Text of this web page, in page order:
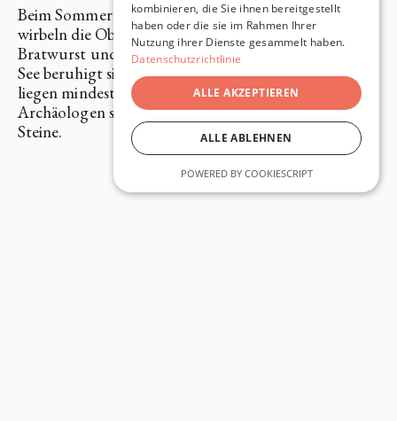
Beim Sommerfest landen die Steine im See und
wirbeln die Oberfläche kurz auf. Danach gibt es
Bratwurst und Bier. Aperol traut sich keiner. Der
See beruhigt sich schnell wieder. Die Steine aber
liegen mindestens so lange auf dem Grund, bis
Archäologen sie finden. Es sind schmelzende
Steine.
kombinieren, die Sie ihnen bereitgestellt
haben oder die sie im Rahmen Ihrer
Nutzung ihrer Dienste gesammelt haben.
Datenschutzrichtlinie
ALLE AKZEPTIEREN
ALLE ABLEHNEN
POWERED BY COOKIESCRIPT